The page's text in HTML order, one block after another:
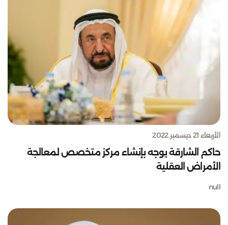
الأربعاء 21 ديسمبر 2022
حاكم الشارقة يوجه بإنشاء مركز متخصص لمعالجة
الأمراض العقلية
null